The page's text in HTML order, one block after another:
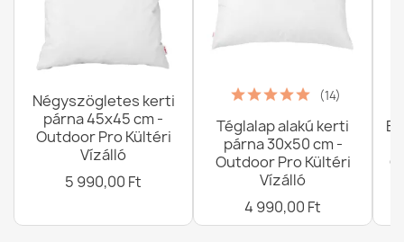
Négyszögletes kerti
párna 45x45 cm -
Outdoor Pro Kültéri
Vízálló
5 990,00 Ft
(14)
Téglalap alakú kerti
párna 30x50 cm -
Outdoor Pro Kültéri
Vízálló
4 990,00 Ft